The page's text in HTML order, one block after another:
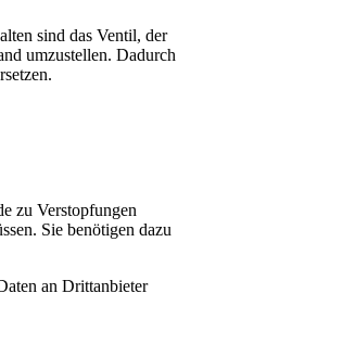
sind das Ventil, der
umzustellen. Dadurch
zu Verstopfungen
Sie benötigen dazu
an Drittanbieter